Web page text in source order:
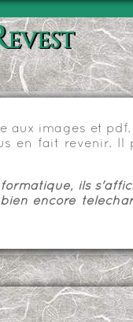
aux images et
en fait revenir. Il
ils
encore